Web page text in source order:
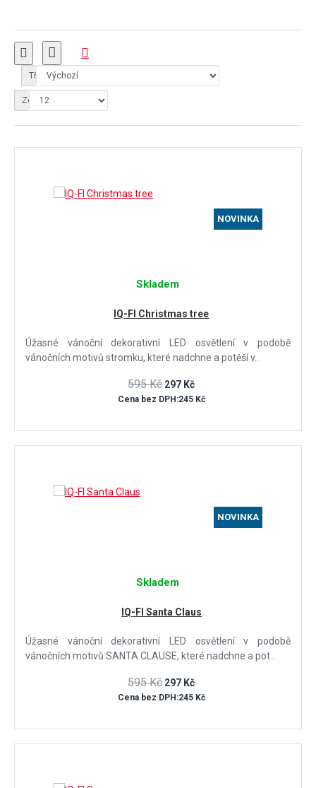
Tříděno podle:
Zobrazit:
NOVINKA
Skladem
IQ-FI Christmas tree
Úžasné vánoční dekorativní LED osvětlení v podobě
vánočních motivů stromku, které nadchne a potěší v..
595 Kč 297 Kč
Cena bez DPH:245 Kč
NOVINKA
Skladem
IQ-FI Santa Claus
Úžasné vánoční dekorativní LED osvětlení v podobě
vánočních motivů SANTA CLAUSE, které nadchne a pot..
595 Kč 297 Kč
Cena bez DPH:245 Kč